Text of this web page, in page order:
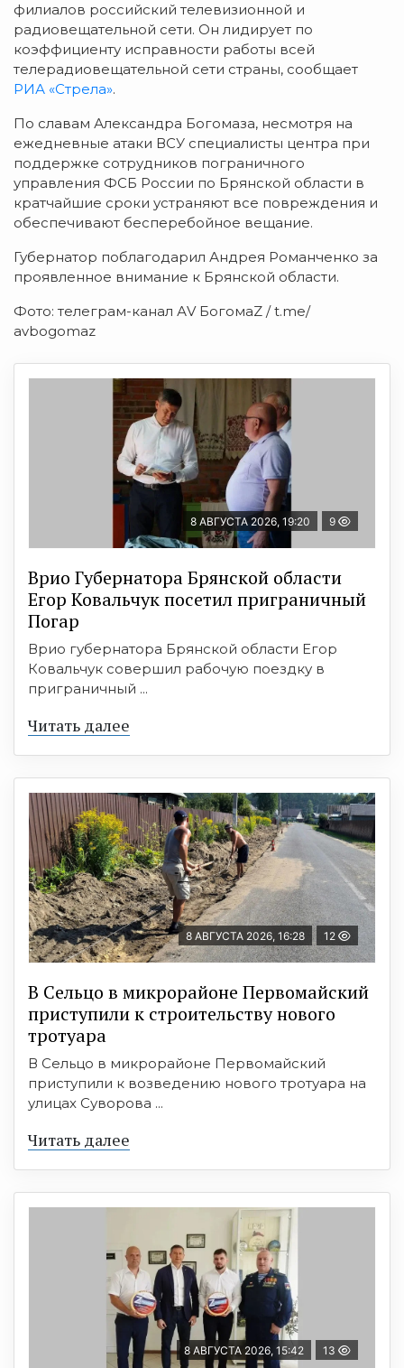
филиалов российский телевизионной и
радиовещательной сети. Он лидирует по
коэффициенту исправности работы всей
телерадиовещательной сети страны, сообщает
РИА «Стрела».
По славам Александра Богомаза, несмотря на
ежедневные атаки ВСУ специалисты центра при
поддержке сотрудников пограничного
управления ФСБ России по Брянской области в
кратчайшие сроки устраняют все повреждения и
обеспечивают бесперебойное вещание.
Губернатор поблагодарил Андрея Романченко за
проявленное внимание к Брянской области.
Фото: телеграм-канал АV БогомаZ / t.mе/
аvbоgоmаz
8 АВГУСТА 2026, 19:20 9
Врио Губернатора Брянской области
Егор Ковальчук посетил приграничный
Погар
Врио губернатора Брянской области Егор
Ковальчук совершил рабочую поездку в
приграничный ...
Читать далее
8 АВГУСТА 2026, 16:28 12
В Сельцо в микрорайоне Первомайский
приступили к строительству нового
тротуара
В Сельцо в микрорайоне Первомайский
приступили к возведению нового тротуара на
улицах Суворова ...
Читать далее
8 АВГУСТА 2026, 15:42 13